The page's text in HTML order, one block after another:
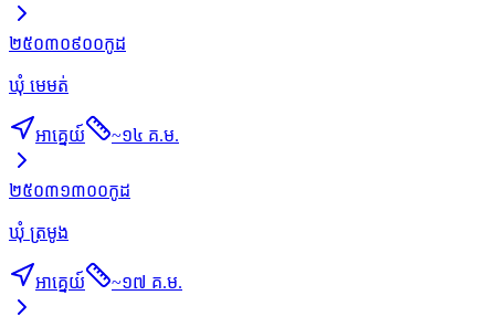
២៥០៣០៩០០កូដ
ឃុំ មេមត់
អាគ្នេយ៍ ~១៤ គ.ម.
២៥០៣១៣០០កូដ
ឃុំ ត្រមូង
អាគ្នេយ៍ ~១៧ គ.ម.